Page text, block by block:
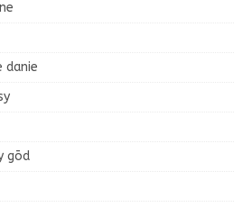
danie
gōd